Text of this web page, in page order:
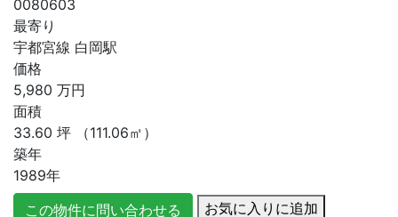
0080603
最寄り
宇都宮線 白岡駅
価格
5,980 万円
面積
33.60 坪 （111.06㎡）
築年
1989年
この物件に問い合わせる
お気に入りに追加